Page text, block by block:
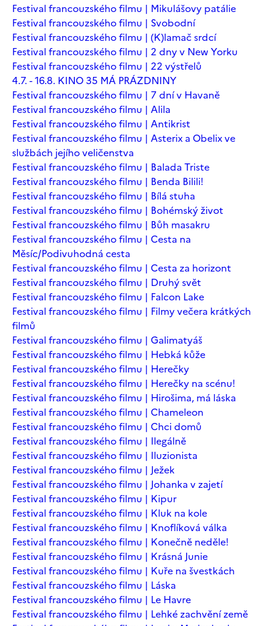
Festival francouzského filmu | Mikulášovy patálie
Festival francouzského filmu | Svobodní
Festival francouzského filmu | (K)lamač srdcí
Festival francouzského filmu | 2 dny v New Yorku
Festival francouzského filmu | 22 výstřelů
4.7. - 16.8. KINO 35 MÁ PRÁZDNINY
Festival francouzského filmu | 7 dní v Havaně
Festival francouzského filmu | Alila
Festival francouzského filmu | Antikrist
Festival francouzského filmu | Asterix a Obelix ve
službách jejího veličenstva
Festival francouzského filmu | Balada Triste
Festival francouzského filmu | Benda Bilili!
Festival francouzského filmu | Bílá stuha
Festival francouzského filmu | Bohémský život
Festival francouzského filmu | Bůh masakru
Festival francouzského filmu | Cesta na
Měsíc/Podivuhodná cesta
Festival francouzského filmu | Cesta za horizont
Festival francouzského filmu | Druhý svět
Festival francouzského filmu | Falcon Lake
Festival francouzského filmu | Filmy večera krátkých
filmů
Festival francouzského filmu | Galimatyáš
Festival francouzského filmu | Hebká kůže
Festival francouzského filmu | Herečky
Festival francouzského filmu | Herečky na scénu!
Festival francouzského filmu | Hirošima, má láska
Festival francouzského filmu | Chameleon
Festival francouzského filmu | Chci domů
Festival francouzského filmu | Ilegálně
Festival francouzského filmu | Iluzionista
Festival francouzského filmu | Ježek
Festival francouzského filmu | Johanka v zajetí
Festival francouzského filmu | Kipur
Festival francouzského filmu | Kluk na kole
Festival francouzského filmu | Knoflíková válka
Festival francouzského filmu | Konečně neděle!
Festival francouzského filmu | Krásná Junie
Festival francouzského filmu | Kuře na švestkách
Festival francouzského filmu | Láska
Festival francouzského filmu | Le Havre
Festival francouzského filmu | Lehké zachvění země